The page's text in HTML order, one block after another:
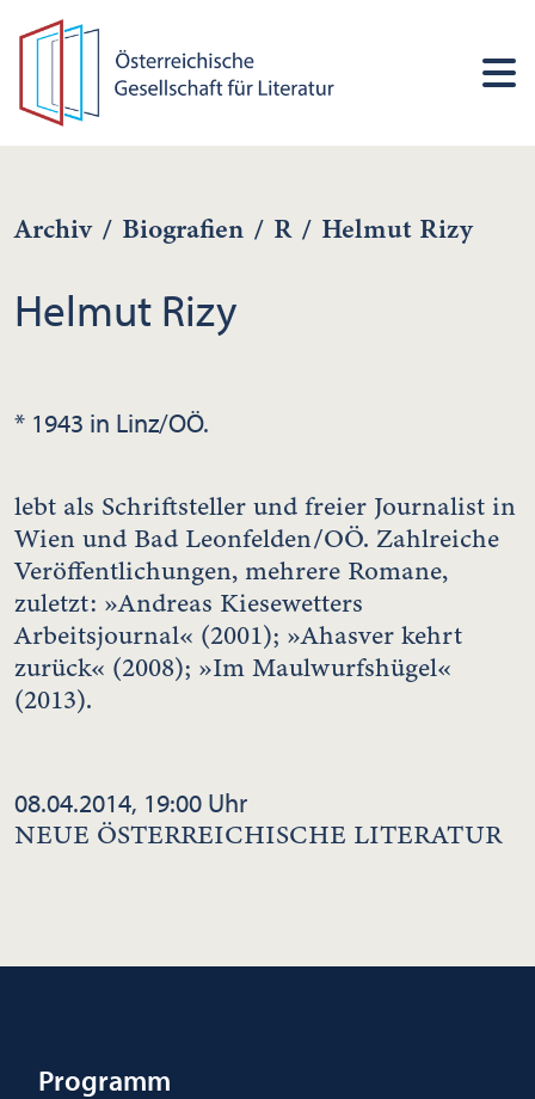
Archiv / Biografien / R / Helmut Rizy
Helmut Rizy
* 1943 in Linz/OÖ.
lebt als Schriftsteller und freier Journalist in
Wien und Bad Leonfelden/OÖ. Zahlreiche
Veröffentlichungen, mehrere Romane,
zuletzt: »Andreas Kiesewetters
Arbeitsjournal« (2001); »Ahasver kehrt
zurück« (2008); »Im Maulwurfshügel«
(2013).
08.04.2014, 19:00 Uhr
NEUE ÖSTERREICHISCHE LITERATUR
Programm